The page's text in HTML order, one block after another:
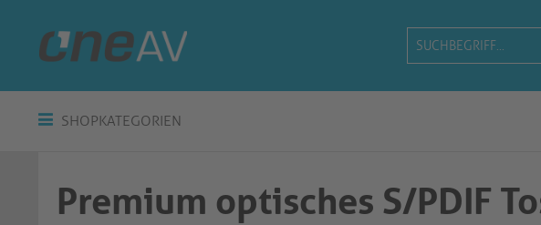
SHOPKATEGORIEN
Premium optisches S/PDIF